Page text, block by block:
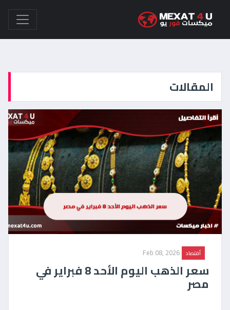
المقالات
أقتصاد Feb 08, 2026
سعر الذهب اليوم الأحد 8 فبراير في
مصر